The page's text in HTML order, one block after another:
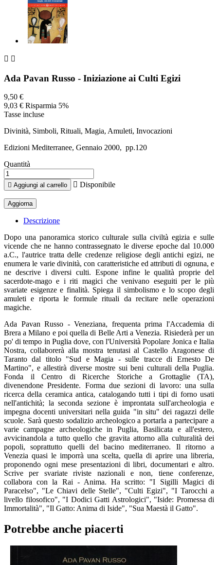
 
Ada Pavan Russo - Iniziazione ai Culti Egizi
9,50 €
9,03 € Risparmia 5%
Tasse incluse
Divinità, Simboli, Rituali, Magia, Amuleti, Invocazioni
Edizioni Mediterranee, Gennaio 2000, pp.120
Quantità
 Aggiungi al carrello  Disponibile
Descrizione
Dopo una panoramica storico culturale sulla civiltà egizia e sulle
vicende che ne hanno contrassegnato le diverse epoche dal 10.000
a.C., l'autrice tratta delle credenze religiose degli antichi egizi, ne
enumera le varie divinità, con caratteristiche ed attributi di ognuna, e
ne descrive i diversi culti. Espone infine le qualità proprie del
sacerdote-mago e i riti magici che venivano eseguiti per le più
svariate esigenze e finalità. Spiega il simbolismo e lo scopo degli
amuleti e riporta le formule rituali da recitare nelle operazioni
magiche.
Ada Pavan Russo - Veneziana, frequenta prima l'Accademia di
Brera a Milano e poi quella di Belle Arti a Venezia. Risiederà per un
po' di tempo in Puglia dove, con l'Università Popolare Jonica e Italia
Nostra, collaborerà alla mostra tenutasi al Castello Aragonese di
Taranto dal titolo "Sud e Magia - sulle tracce di Ernesto De
Martino", e allestirà diverse mostre sui beni culturali della Puglia.
Fonda il Centro di Ricerche Storiche a Grottaglie (TA),
divenendone Presidente. Forma due sezioni di lavoro: una sulla
ricerca della ceramica antica, catalogando tutti i tipi di forno usati
nell'antichità; la seconda sezione è improntata sull'archeologia e
impegna docenti universitari nella guida "in situ" dei ragazzi delle
scuole. Sarà questo sodalizio archeologico a portarla a partecipare a
varie campagne archeologiche in Puglia, Basilicata e all'estero,
avvicinandola a tutto quello che gravita attorno alla culturalità dei
popoli, soprattutto quelli del bacino mediterraneo. Il ritorno a
Venezia quasi le imporrà una scelta, quella di aprire una libreria,
proponendo ogni mese presentazioni di libri, documentari e altro.
Scrive per svariate riviste nazionali e non, tiene conferenze,
collabora con la Rai - Anima. Ha scritto: "I Sigilli Magici di
Paracelso", "Le Chiavi delle Stelle", "Culti Egizi", "I Tarocchi a
livello filosofico", "I Dodici Gatti Astrologici", "Iside: Promessa di
Immortalità", "Il Gatto: Anima di Iside", "Sua Maestà il Gatto".
Potrebbe anche piacerti